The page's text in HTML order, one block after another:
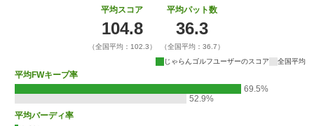
平均スコア
104.8
（全国平均：102.3）
平均パット数
36.3
（全国平均：36.7）
じゃらんゴルフユーザーのスコア
全国平均
平均FWキープ率
69.5%
52.9%
平均バーディ率